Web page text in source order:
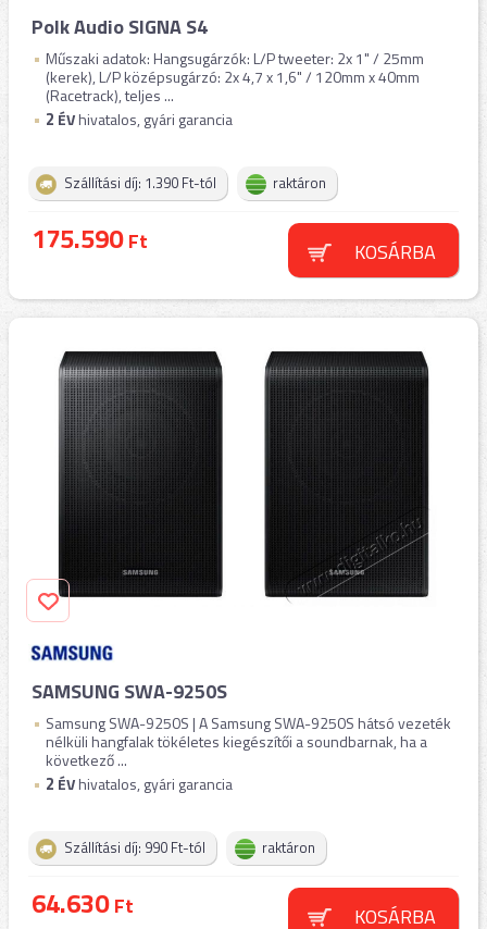
Polk Audio SIGNA S4
Műszaki adatok: Hangsugárzók: L/P tweeter: 2x 1" / 25mm
(kerek), L/P középsugárzó: 2x 4,7 x 1,6" / 120mm x 40mm
(Racetrack), teljes ...
2 ÉVhivatalos, gyári garancia
Szállítási díj: 1.390 Ft-tól raktáron
175.590Ft KOSÁRBA
SAMSUNG SWA-9250S
Samsung SWA-9250S | A Samsung SWA-9250S hátsó vezeték
nélküli hangfalak tökéletes kiegészítői a soundbarnak, ha a
következő ...
2 ÉVhivatalos, gyári garancia
Szállítási díj: 990 Ft-tól raktáron
64.630Ft KOSÁRBA